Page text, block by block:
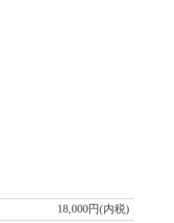
18,000円(内税)